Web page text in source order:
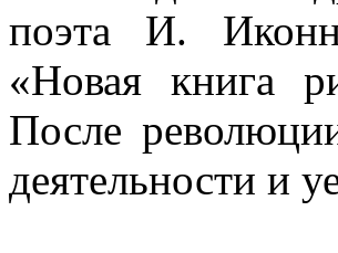
поэта И.
«Новая книга
После
деятельности и